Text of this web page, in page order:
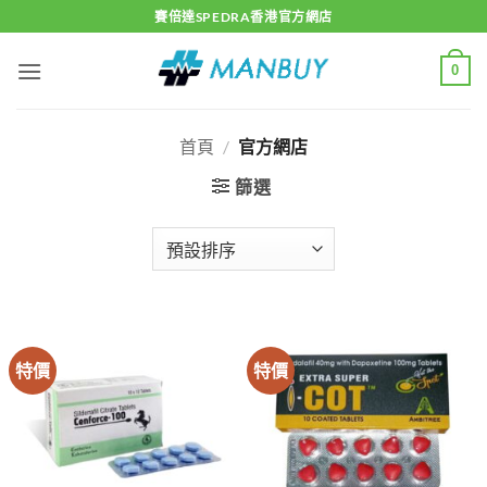
to
content
賽倍達SPEDRA香港官方網店
0
首頁 / 官方網店
篩選
特價 特價